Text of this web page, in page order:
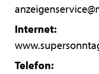
Internet:
Telefon: